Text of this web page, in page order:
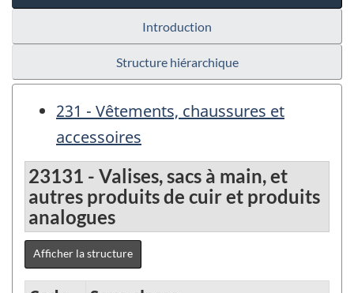
Introduction
Structure hiérarchique
231 - Vêtements, chaussures et
accessoires
23131 - Valises, sacs à main, et
autres produits de cuir et produits
analogues
Afficher la structure